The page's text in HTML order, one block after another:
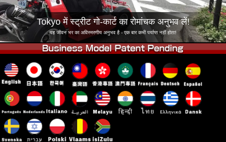
टोक्यो अकीहबारा#2 टोक्यो शिबुया
टोक्यो शिबुया एनेक्स टोक्यो बे
टोक्यो असाकुसा ओसाका
Tokyo में स्ट्रीट गो-कार्ट का रोमांचक अनुभव लें!
यह जीवन भर का अविस्मरणीय अनुभव है - एक बार कभी पर्याप्त नहीं होता!